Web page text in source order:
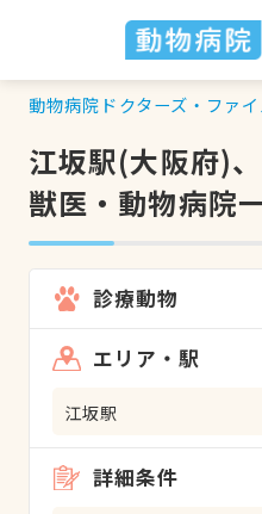
動物病院ドクターズ・ファ
江坂駅(大阪府)
獣医・動物病院
診療動物
エリア・駅
江坂駅
詳細条件